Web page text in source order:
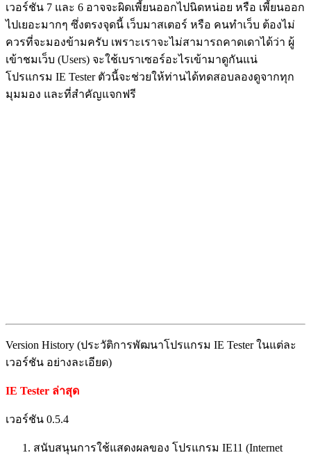
เวอร์ชัน 7 และ 6 อาจจะผิดเพี้ยนออกไปนิดหน่อย หรือ เพี้ยนออก
ไปเยอะมากๆ ซึ่งตรงจุดนี้ เว็บมาสเตอร์ หรือ คนทำเว็บ ต้องไม่
ควรที่จะมองข้ามครับ เพราะเราจะไม่สามารถคาดเดาได้ว่า ผู้
เข้าชมเว็บ (Users) จะใช้เบราเซอร์อะไรเข้ามาดูกันแน่
โปรแกรม IE Tester ตัวนี้จะช่วยให้ท่านได้ทดสอบลองดูจากทุก
มุมมอง และที่สำคัญแจกฟรี
Version History (ประวัติการพัฒนาโปรแกรม IE Tester ในแต่ละ
เวอร์ชัน อย่างละเอียด)
IE Tester ล่าสุด
เวอร์ชัน 0.5.4
สนับสนุนการใช้แสดงผลของ โปรแกรม IE11 (Internet